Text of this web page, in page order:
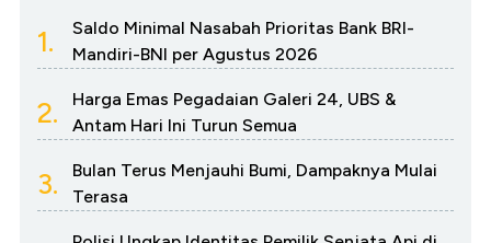
1.
Saldo Minimal Nasabah Prioritas Bank BRI-
Mandiri-BNI per Agustus 2026
2.
Harga Emas Pegadaian Galeri 24, UBS &
Antam Hari Ini Turun Semua
3.
Bulan Terus Menjauhi Bumi, Dampaknya Mulai
Terasa